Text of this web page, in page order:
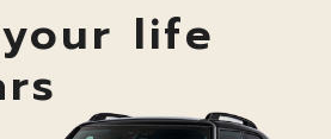
life